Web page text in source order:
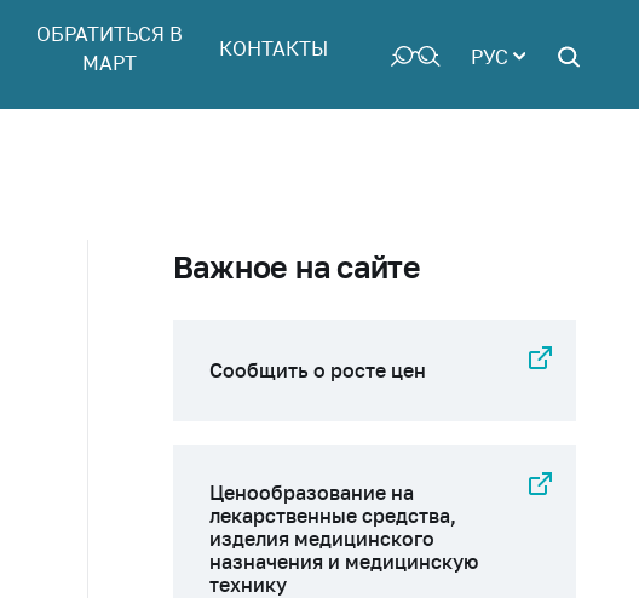
ОБРАТИТЬСЯ В
МАРТ
КОНТАКТЫ РУС
Важное на сайте
Сообщить о росте цен
Ценообразование на
лекарственные средства,
изделия медицинского
назначения и медицинскую
технику